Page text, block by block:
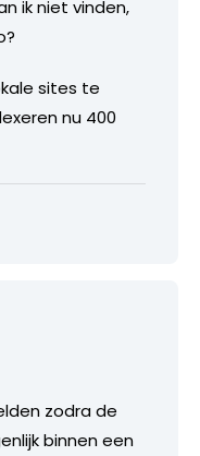
ik niet vinden,
sites te
nu 400
zodra de
binnen een